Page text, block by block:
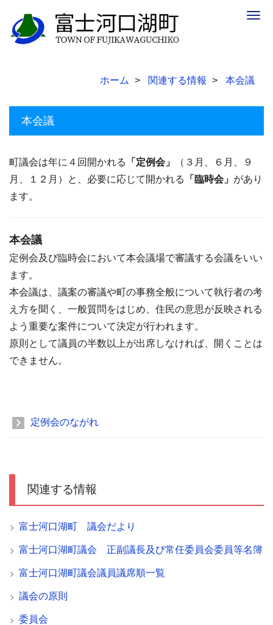
ホーム 関連する情報 本会議
本会議
町議会は年に４回開かれる 「定例会」
（３月、６月、９
月、１２月）と、必要に応じて開かれる
「臨時会」 があり
ます。
本会議
定例会及び臨時会において本会議場で審議する会議をいい
ます。
本会議は、議案の審議や町の事務全般について執行者の考
え方を聞く、一般質問をはじめ、住民の意思が反映される
よう重要な案件について決定が行われます。
原則として議員の半数以上が出席しなければ、開くことは
できません。
定例会のながれ
関連する情報
富士河口湖町 議会だより
富士河口湖町議会 正副議長及び常任委員会委員等名簿
富士河口湖町議会議員議席順一覧
議会の原則
委員会